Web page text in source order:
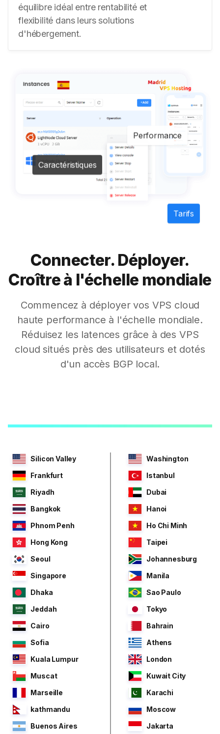
équilibre idéal entre rentabilité et
flexibilité dans leurs solutions
d'hébergement.
Performance
Caractéristiques
Tarifs
Connecter. Déployer.
Croître à l'échelle mondiale
Commencez à déployer vos VPS cloud
haute performance à l'échelle mondiale.
Réduisez les latences grâce à des VPS
cloud situés près des utilisateurs et dotés
d'un accès BGP local.
Silicon Valley
Washington
Frankfurt
Istanbul
Riyadh
Dubai
Bangkok
Hanoi
Phnom Penh
Ho Chi Minh
Hong Kong
Taipei
Seoul
Johannesburg
Singapore
Manila
Dhaka
Sao Paulo
Jeddah
Tokyo
Cairo
Bahrain
Sofia
Athens
Kuala Lumpur
London
Muscat
Kuwait City
Marseille
Karachi
kathmandu
Moscow
Buenos Aires
Jakarta